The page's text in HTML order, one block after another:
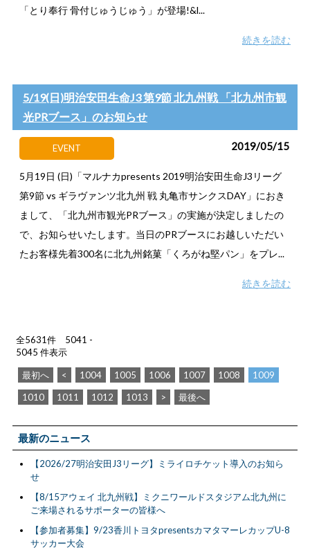
「とり奉行 骨付じゅうじゅう」が登場!&l...
続きを読む
5/19(日)明治安田生命J3 第9節 北九州戦 「北九州市観
光PRブース」のお知らせ
EVENT 2019/05/15
5月19日 (日)「マルナカpresents 2019明治安田生命J3リーグ
第9節 vs ギラヴァンツ北九州 戦 丸亀市サンクスDAY」におき
まして、「北九州市観光PRブース」の実施が決定しましたの
で、お知らせいたします。当日のPRブースにお越しいただい
たお客様先着300名に北九州銘菓「くろがね堅パン」をプレ...
続きを読む
全5631件 5041 -
5045 件表示
最初へ < 1004 1005 1006 1007 1008
1009
1010
1011 1012 1013 > 最後へ
最新のニュース
【2026/27明治安田J3リーグ】ミライロチケット導入のお知ら
せ
【8/15アウェイ 北九州戦】ミクニワールドスタジアム北九州に
ご来場されるサポーターの皆様へ
【参加者募集】9/23香川トヨタpresentsカマタマーレカップU-8
サッカー大会